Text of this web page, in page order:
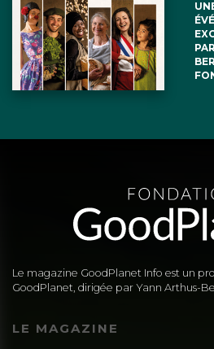
Le magazine GoodPlanet Info est un
GoodPlanet, dirigée par Yann Arthus-
LE MAGAZINE